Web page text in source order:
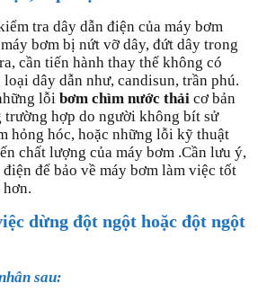
tra dây dẫn điện của máy bơm
bơm bị nứt vỡ dây, đứt dây trong
cần tiến hành thay thế không có
dây dẫn như, candisun, trần phú.
lỗi bơm chìm nước thải cơ bản
trường hợp do người không bít sử
hỏng hóc, hoặc những lỗi kỹ thuật
chất lượng của máy bơm .Cần lưu ý,
để bảo về máy bơm làm việc tốt
dừng đột ngột hoặc đột ngột
sau: